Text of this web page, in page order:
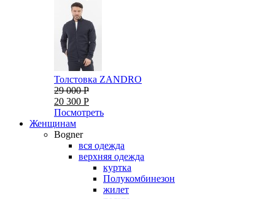
Толстовка ZANDRO
29 000 Р
20 300 Р
Посмотреть
Женщинам
Bogner
вся одежда
верхняя одежда
куртка
Полукомбинезон
жилет